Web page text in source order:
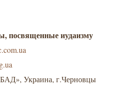
посвященные иудаизму
Украина, г.Черновцы